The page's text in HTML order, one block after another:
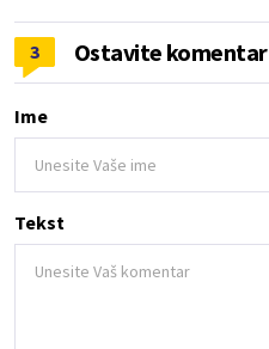
3 Ostavite komentar
Ime
Tekst